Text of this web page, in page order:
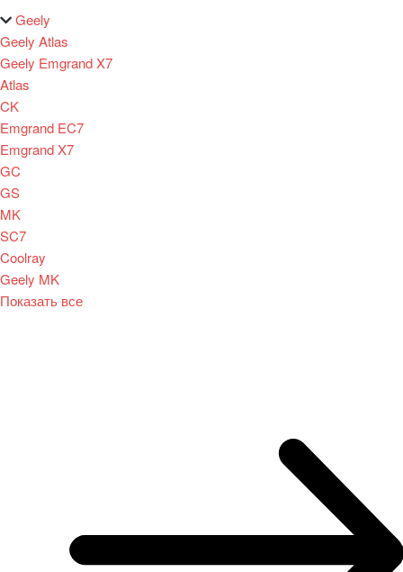
Geely
Geely Atlas
Geely Emgrand X7
Atlas
CK
Emgrand EC7
Emgrand X7
GC
GS
MK
SC7
Coolray
Geely MK
Показать все